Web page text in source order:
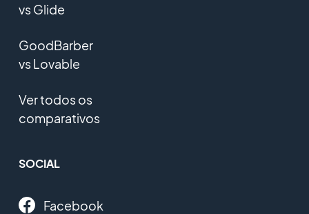
vs Glide
GoodBarber
vs Lovable
Ver todos os
comparativos
SOCIAL
Facebook